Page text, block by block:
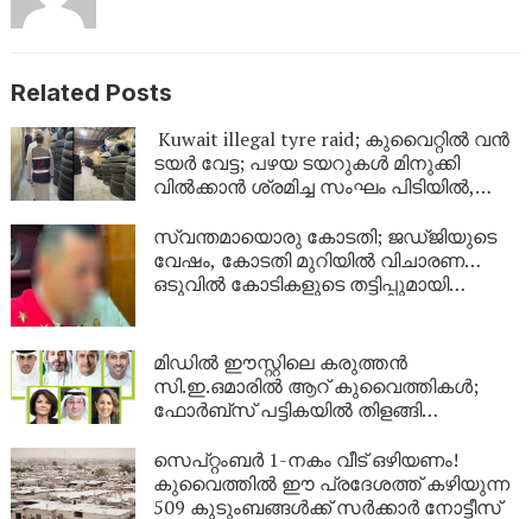
Related Posts
Kuwait illegal tyre raid; കുവൈറ്റിൽ വൻ
ടയർ വേട്ട; പഴയ ടയറുകൾ മിനുക്കി
വിൽക്കാൻ ശ്രമിച്ച സംഘം പിടിയിൽ,
ടയറുകൾ
സ്വന്തമായൊരു കോടതി; ജഡ്ജിയുടെ
വേഷം, കോടതി മുറിയിൽ വിചാരണ…
ഒടുവിൽ കോടികളുടെ തട്ടിപ്പുമായി
മിഡിൽ ഈസ്റ്റിലെ കരുത്തൻ
സി.ഇ.ഒമാരിൽ ആറ് കുവൈത്തികൾ;
ഫോർബ്സ് പട്ടികയിൽ തിളങ്ങി
സെപ്റ്റംബർ 1-നകം വീട് ഒഴിയണം!
കുവൈത്തിൽ ഈ പ്രദേശത്ത് കഴിയുന്ന
509 കുടുംബങ്ങൾക്ക് സർക്കാർ നോട്ടീസ്